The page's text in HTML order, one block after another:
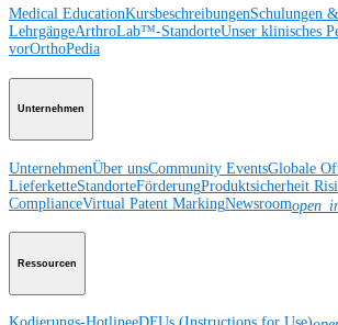
Medical EducationKursbeschreibungenSchulungen &
LehrgängeArthroLab™-StandorteUnser klinisches
vorOrthoPedia
Unternehmen
UnternehmenÜber unsCommunity EventsGlobale
LieferketteStandorteFörderungProduktsicherheit
ComplianceVirtual Patent MarkingNewsroom
Ressourcen